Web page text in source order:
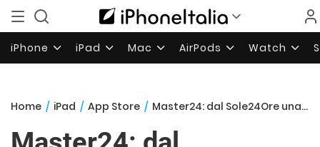
iPhone iPad Mac AirPods Watch
Home / iPad / App Store / Master24: dal Sole24Ore una videolezione sull’arte di comunicare. Naturalmente ottimizzata per iPad!